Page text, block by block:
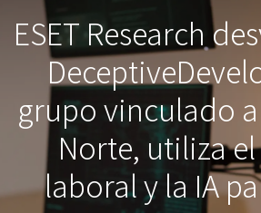
ESET Research
grupo vinculado
Norte, utiliza
laboral y la IA